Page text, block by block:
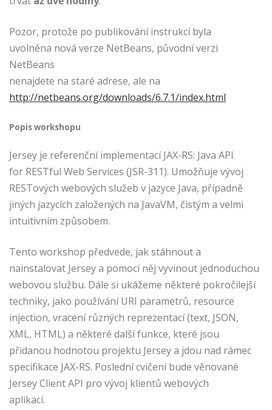
Pozor, protože po publikování instrukcí byla
uvolněna nová verze NetBeans, původní verzi
NetBeans
nenajdete na staré adrese, ale na
http://netbeans.org/downloads/6.7.1/index.html
Popis workshopu
Jersey je referenční implementací JAX-RS: Java API
for RESTful Web Services (JSR-311). Umožňuje vývoj
RESTových webových služeb v jazyce Java, případně
jiných jazycích založených na JavaVM, čistým a velmi
intuitivním způsobem.
Tento workshop předvede, jak stáhnout a
nainstalovat Jersey a pomocí něj vyvinout jednoduchou
webovou službu. Dále si ukážeme některé pokročilejší
techniky, jako používání URI parametrů, resource
injection, vracení různých reprezentací (text, JSON,
XML, HTML) a některé další funkce, které jsou
přidanou hodnotou projektu Jersey a jdou nad rámec
specifikace JAX-RS. Poslední cvičení bude věnované
Jersey Client API pro vývoj klientů webových
aplikací.